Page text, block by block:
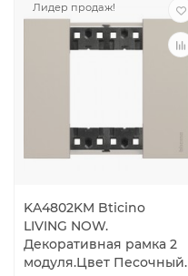
Лидер продаж!
KA4802KM Bticino
LIVING NOW.
Декоративная рамка 2
модуля.Цвет Песочный.